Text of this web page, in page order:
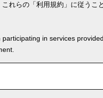
れらの「利用規約」に従うこ
in services